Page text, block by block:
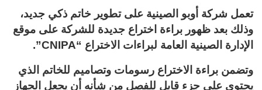
تعمل شركة أوبو الصينية على تطوير خاتم ذكي جديد،
وذلك بعد ظهور براءة اختراع جديدة للشركة على موقع
الإدارة الصينية العامة لبراءات الاختراع “CNIPA”.
وتضمن براءة الاختراع رسومات وتصاميم للخاتم الذي
يحتوي على جزء قابل للفصل من شأنه أن يجعل الجهاز